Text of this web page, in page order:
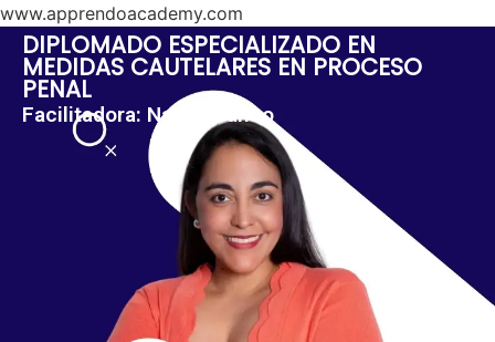
www.apprendoacademy.com
DIPLOMADO ESPECIALIZADO EN
MEDIDAS CAUTELARES EN PROCESO
PENAL
Facilitadora: Nadia Franco